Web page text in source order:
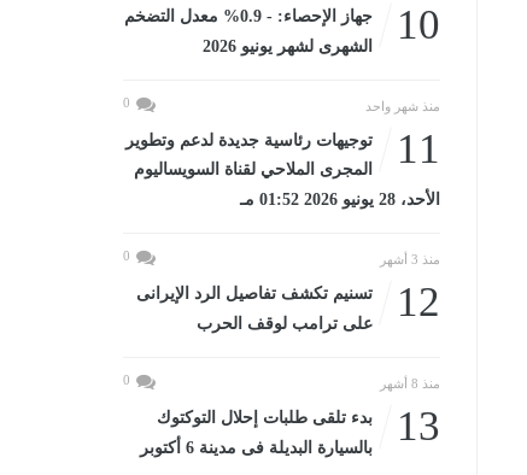
10
جهاز الإحصاء: - 0.9% معدل التضخم
الشهرى لشهر يونيو 2026
منذ شهر واحد 0
11
توجيهات رئاسية جديدة لدعم وتطوير
المجرى الملاحي لقناة السويساليوم
الأحد، 28 يونيو 2026 01:52 مـ
منذ 3 أشهر 0
12
تسنيم تكشف تفاصيل الرد الإيرانى
على ترامب لوقف الحرب
منذ 8 أشهر 0
13
بدء تلقى طلبات إحلال التوكتوك
بالسيارة البديلة فى مدينة 6 أكتوبر